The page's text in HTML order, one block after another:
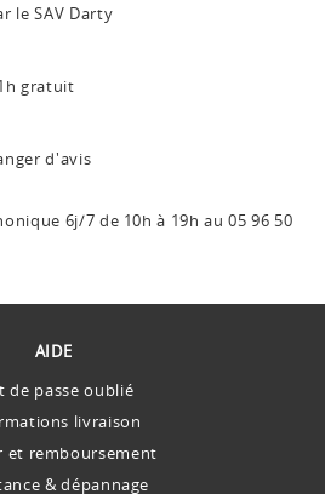
le SAV Darty
gratuit
d'avis
6j/7 de 10h à 19h au 05 96 50
AIDE
de passe oublié
livraison
et remboursement
& dépannage